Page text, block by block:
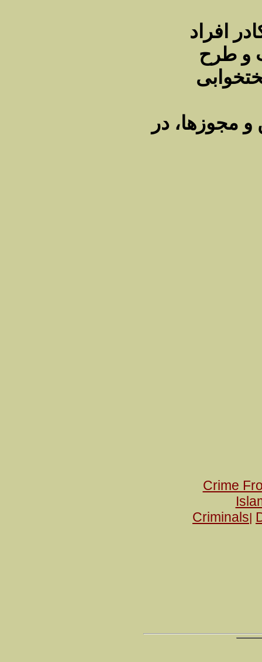
افراد
و طرح
مجوزها، در
Crime
Criminals|